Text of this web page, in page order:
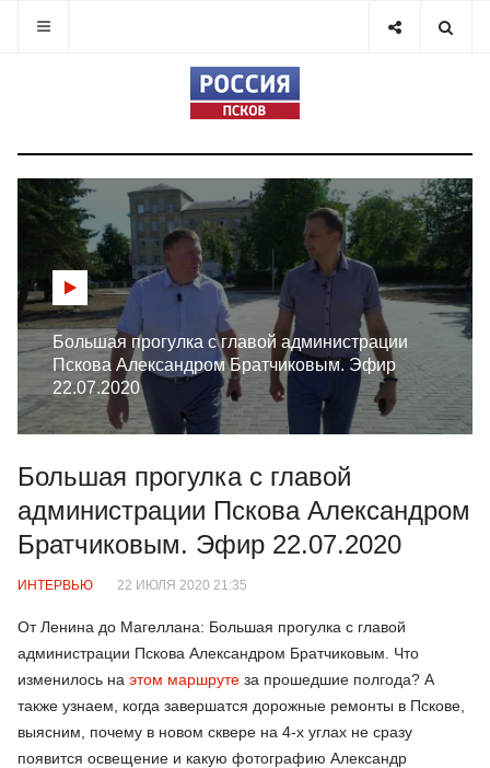
Большая прогулка с главой администрации
Пскова Александром Братчиковым. Эфир
22.07.2020
Большая прогулка с главой
администрации Пскова Александром
Братчиковым. Эфир 22.07.2020
ИНТЕРВЬЮ 22 ИЮЛЯ 2020 21:35
От Ленина до Магеллана: Большая прогулка с главой
администрации Пскова Александром Братчиковым. Что
изменилось на этом маршруте за прошедшие полгода? А
также узнаем, когда завершатся дорожные ремонты в Пскове,
выясним, почему в новом сквере на 4-х углах не сразу
появится освещение и какую фотографию Александр